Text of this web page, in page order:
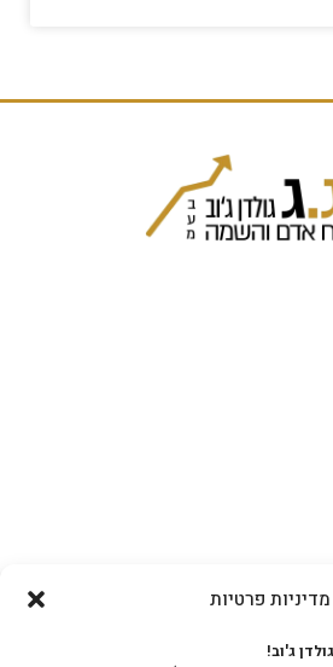
מדיניות פרטיות
ג'וב!